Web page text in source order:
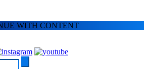
WITH CONTENT